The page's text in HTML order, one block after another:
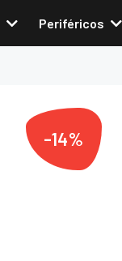
Periféricos
-14%